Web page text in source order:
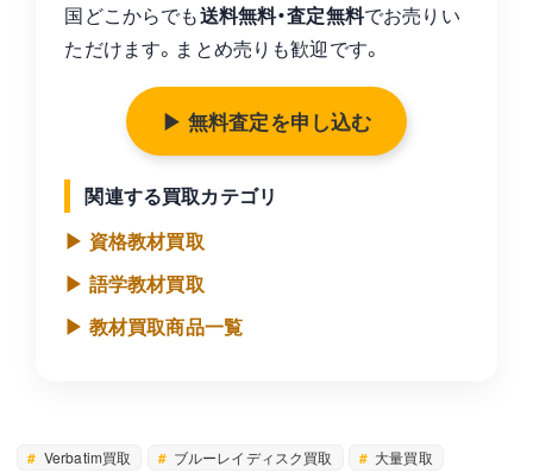
国どこからでも送料無料・査定無料でお売りい
ただけます。まとめ売りも歓迎です。
▶ 無料査定を申し込む
関連する買取カテゴリ
▶ 資格教材買取
▶ 語学教材買取
▶ 教材買取商品一覧
Verbatim買取 ブルーレイディスク買取
大量買取